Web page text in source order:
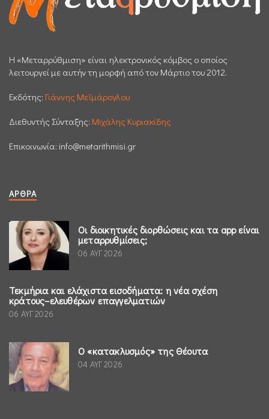
H «Μεταρρύθμιση» είναι ηλεκτρονικός κόμβος ο οποίος
λειτουργεί με αυτήν τη μορφή από τον Μάρτιο του 2012.
Εκδότης: Γιάννης Μεϊμάρογλου
Διεθυντής Σύνταξης: Μιχάλης Κυριακίδης
Επικοινωνία: info@metarithmisi.gr
ΆΡΘΡΑ
Οι διοικητικές διορθώσεις και τα app είναι
μεταρρυθμίσεις;
06 ΑΥΓ 2026
Τεκμήρια και ελάχιστα εισοδήματα: η νέα σχέση
κράτους–ελευθέρων επαγγελματιών
06 ΑΥΓ 2026
Ο «κατακλυσμός» της Θέουτα
04 ΑΥΓ 2026